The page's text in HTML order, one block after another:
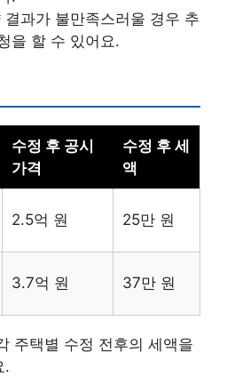
결과가 불만족스러울 경우 추
을 할 수 있어요.
수정 후 공시
가격
수정 후 세
액
2.5억 원 25만 원
3.7억 원 37만 원
주택별 수정 전후의 세액을
.